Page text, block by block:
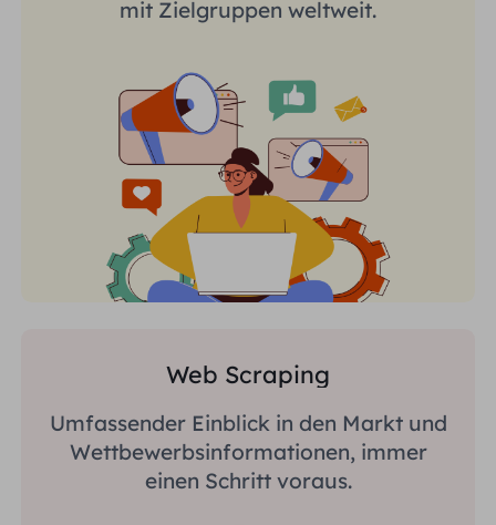
mit Zielgruppen weltweit.
Web Scraping
Umfassender Einblick in den Markt und
Wettbewerbsinformationen, immer
einen Schritt voraus.